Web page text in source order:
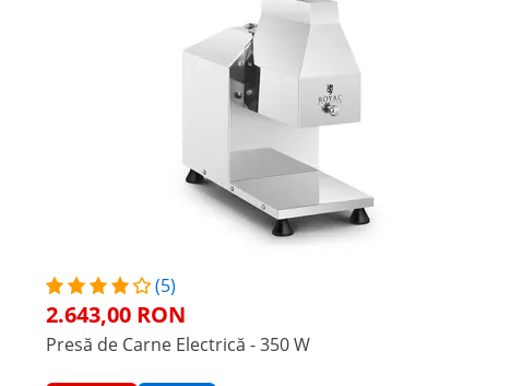
(5)
2.643,00 RON
Presă de Carne Electrică - 350 W